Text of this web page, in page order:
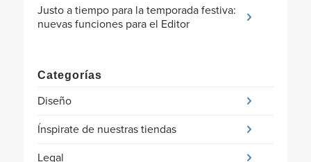
Justo a tiempo para la temporada festiva:
nuevas funciones para el Editor
Categorías
Diseño
Ínspirate de nuestras tiendas
Legal